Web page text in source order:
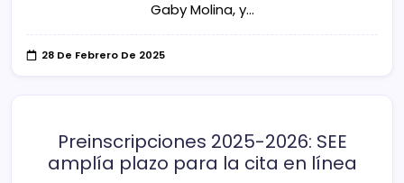
Gaby Molina, y…
28 De Febrero De 2025
Preinscripciones 2025-2026: SEE
amplía plazo para la cita en línea